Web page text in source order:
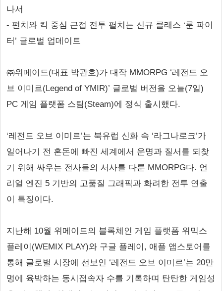
나서
- 펀치와 킥 중심 근접 전투 펼치는 신규 클래스 ‘룬 파이
터’ 글로벌 업데이트
㈜위메이드(대표 박관호)가 대작 MMORPG ‘레전드 오
브 이미르(Legend of YMIR)’ 글로벌 버전을 오늘(7일)
PC 게임 플랫폼 스팀(Steam)에 정식 출시했다.
‘레전드 오브 이미르’는 북유럽 신화 속 ‘라그나로크’가
일어나기 전 혼돈에 빠진 세계에서 운명과 질서를 되찾
기 위해 싸우는 전사들의 서사를 다룬 MMORPG다. 언
리얼 엔진 5 기반의 고품질 그래픽과 화려한 전투 연출
이 특징이다.
지난해 10월 위메이드의 블록체인 게임 플랫폼 위믹스
플레이(WEMIX PLAY)와 구글 플레이, 애플 앱스토어를
통해 글로벌 시장에 선보인 ‘레전드 오브 이미르’는 20만
명에 육박하는 동시접속자 수를 기록하며 탄탄한 게임성